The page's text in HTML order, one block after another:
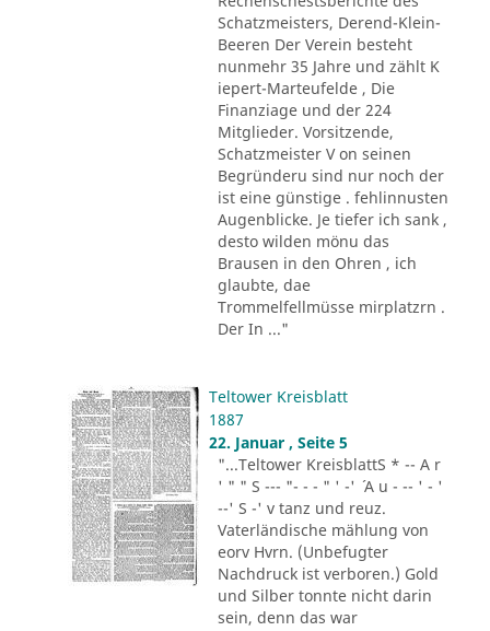
Schatzmeisters, Derend-Klein-
Beeren Der Verein besteht
nunmehr 35 Jahre und zählt K
iepert-Marteufelde , Die
Finanziage und der 224
Mitglieder. Vorsitzende,
Schatzmeister V on seinen
Begründeru sind nur noch der
ist eine günstige . fehlinnusten
Augenblicke. Je tiefer ich sank ,
desto wilden mönu das
Brausen in den Ohren , ich
glaubte, dae
Trommelfellmüsse mirplatzrn .
Der In ..."
Teltower Kreisblatt
1887
22. Januar , Seite 5
"...Teltower KreisblattS * -- A r
' " " S --- "- - - " ' -' ´ A u - -- ' - '
--' S -' v tanz und reuz.
Vaterländische mählung von
eorv Hvrn. (Unbefugter
Nachdruck ist verboren.) Gold
und Silber tonnte nicht darin
sein, denn das war